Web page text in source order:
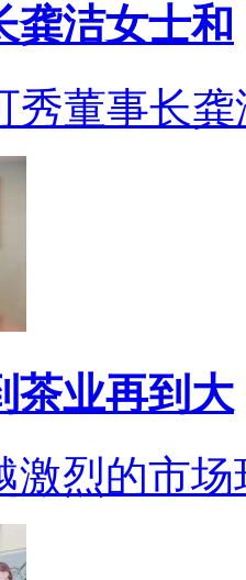
龚洁女士和
秀董事长
茶业再到大
激烈的市